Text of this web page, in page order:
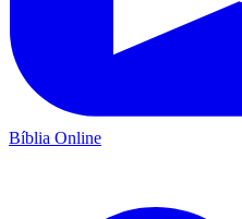
Bíblia Online